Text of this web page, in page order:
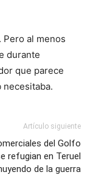
Pero al menos
durante
que parece
Artículo siguiente
del Golfo
refugian en Teruel
de la guerra